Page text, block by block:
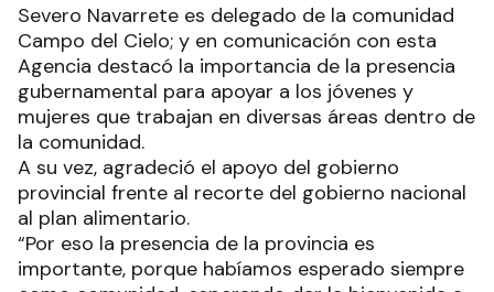
Severo Navarrete es delegado de la comunidad
Campo del Cielo; y en comunicación con esta
Agencia destacó la importancia de la presencia
gubernamental para apoyar a los jóvenes y
mujeres que trabajan en diversas áreas dentro de
la comunidad.
A su vez, agradeció el apoyo del gobierno
provincial frente al recorte del gobierno nacional
al plan alimentario.
“Por eso la presencia de la provincia es
importante, porque habíamos esperado siempre